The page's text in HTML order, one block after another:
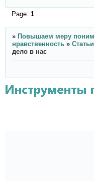
Page: 1
» Повышаем меру
нравственность »
дело в нас